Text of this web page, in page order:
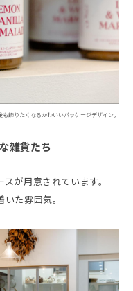
も飾りたくなるかわいいパッケージデザイン。
雑貨たち
が用意されています。
た雰囲気。